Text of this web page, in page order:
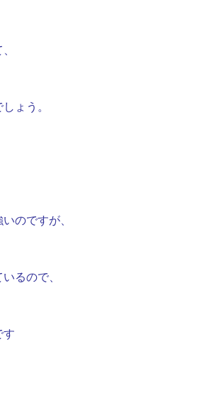
ょう。
のですが、
るので、
す